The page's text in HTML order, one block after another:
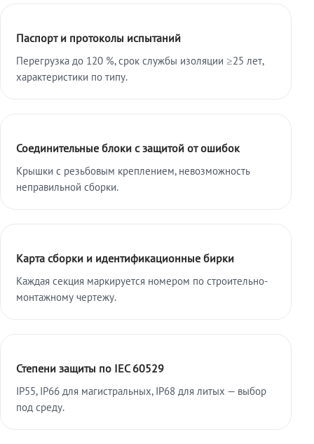
Паспорт и протоколы испытаний
Перегрузка до 120 %, срок службы изоляции ≥25 лет,
характеристики по типу.
Соединительные блоки с защитой от ошибок
Крышки с резьбовым креплением, невозможность
неправильной сборки.
Карта сборки и идентификационные бирки
Каждая секция маркируется номером по строительно-
монтажному чертежу.
Степени защиты по IEC 60529
IP55, IP66 для магистральных, IP68 для литых — выбор
под среду.